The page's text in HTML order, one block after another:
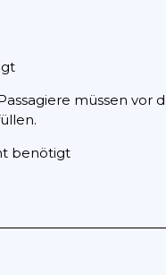
müssen vor
benötigt